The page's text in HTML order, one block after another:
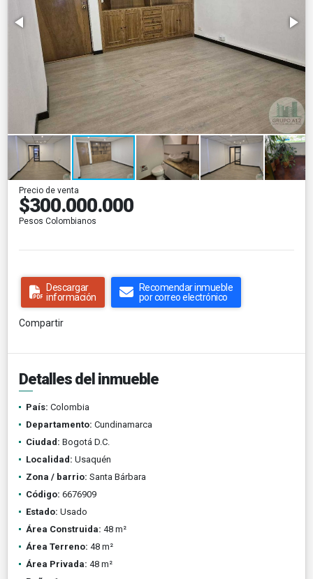
Precio de venta
$300.000.000
Pesos Colombianos
Descargar
información
Recomendar inmueble
por correo electrónico
Compartir
Detalles del inmueble
País: Colombia
Departamento: Cundinamarca
Ciudad: Bogotá D.C.
Localidad: Usaquén
Zona / barrio: Santa Bárbara
Código: 6676909
Estado: Usado
Área Construida: 48 m²
Área Terreno: 48 m²
Área Privada: 48 m²